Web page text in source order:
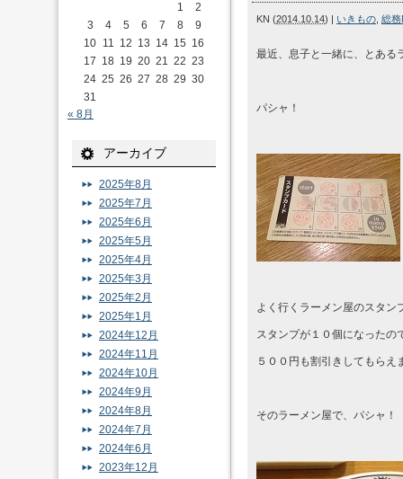
KN (2014.10.14) | いきもの 総務
最近、息子と一緒に、とある
パシャ！
よく行くラーメン屋のスタン
スタンプが１０個になったの
５００円も割引きしてもらえ
そのラーメン屋で、パシャ！
1
2
3
4 5 6 7 8
9
10 11 12 13 14 15 16
17 18 19 20 21 22 23
24 25 26 27 28 29 30
31
« 8月
アーカイブ
2025年8月
2025年7月
2025年6月
2025年5月
2025年4月
2025年3月
2025年2月
2025年1月
2024年12月
2024年11月
2024年10月
2024年9月
2024年8月
2024年7月
2024年6月
2023年12月